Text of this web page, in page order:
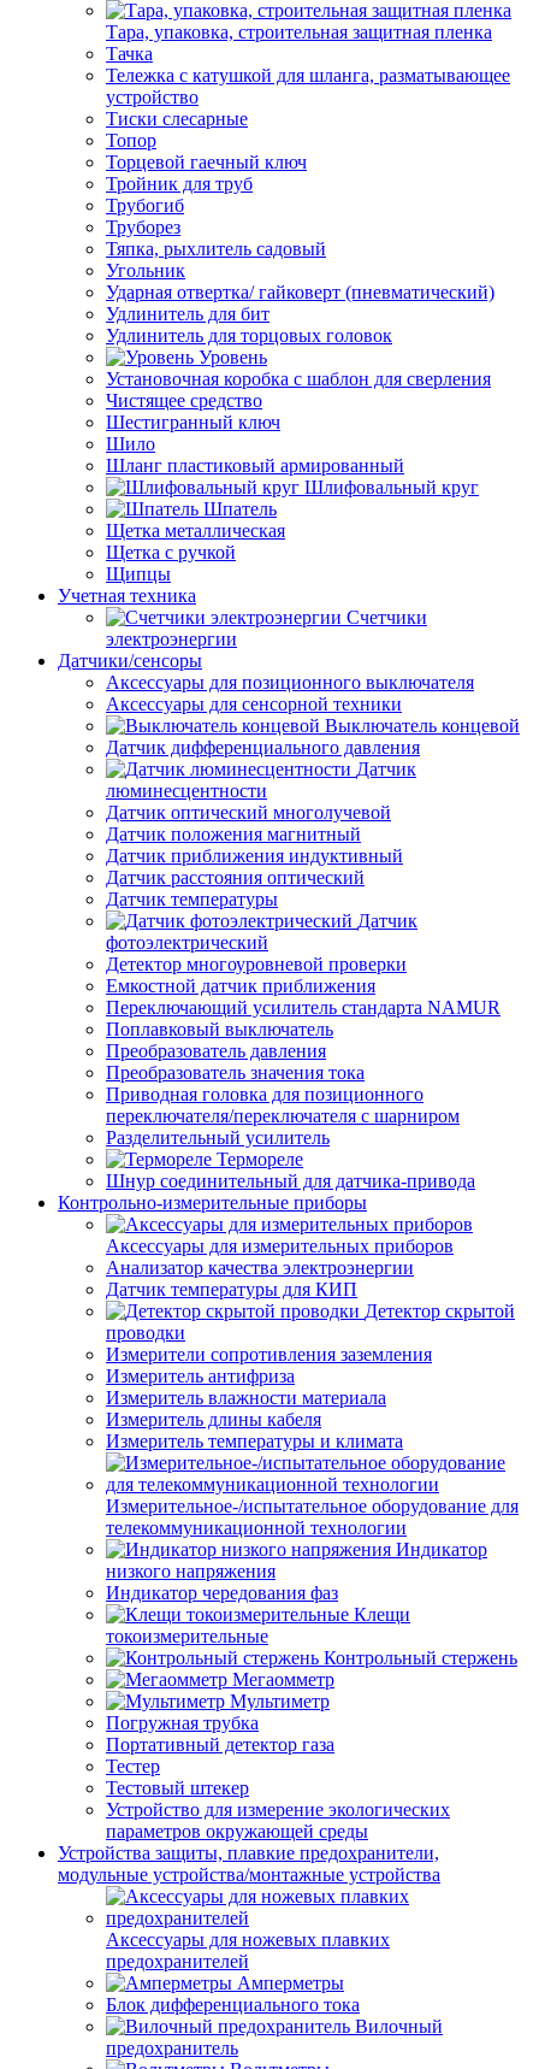
Тара, упаковка, строительная защитная пленка
Тачка
Тележка с катушкой для шланга, разматывающее
устройство
Тиски слесарные
Топор
Торцевой гаечный ключ
Тройник для труб
Трубогиб
Труборез
Тяпка, рыхлитель садовый
Угольник
Ударная отвертка/ гайковерт (пневматический)
Удлинитель для бит
Удлинитель для торцовых головок
Уровень
Установочная коробка с шаблон для сверления
Чистящее средство
Шестигранный ключ
Шило
Шланг пластиковый армированный
Шлифовальный круг
Шпатель
Щетка металлическая
Щетка с ручкой
Щипцы
Учетная техника
Счетчики
электроэнергии
Датчики/сенсоры
Аксессуары для позиционного выключателя
Аксессуары для сенсорной техники
Выключатель концевой
Датчик дифференциального давления
Датчик
люминесцентности
Датчик оптический многолучевой
Датчик положения магнитный
Датчик приближения индуктивный
Датчик расстояния оптический
Датчик температуры
Датчик
фотоэлектрический
Детектор многоуровневой проверки
Емкостной датчик приближения
Переключающий усилитель стандарта NAMUR
Поплавковый выключатель
Преобразователь давления
Преобразователь значения тока
Приводная головка для позиционного
переключателя/переключателя с шарниром
Разделительный усилитель
Термореле
Шнур соединительный для датчика-привода
Контрольно-измерительные приборы
Аксессуары для измерительных приборов
Анализатор качества электроэнергии
Датчик температуры для КИП
Детектор скрытой
проводки
Измерители сопротивления заземления
Измеритель антифриза
Измеритель влажности материала
Измеритель длины кабеля
Измеритель температуры и климата
Измерительное-/испытательное оборудование для
телекоммуникационной технологии
Индикатор
низкого напряжения
Индикатор чередования фаз
Клещи
токоизмерительные
Контрольный стержень
Мегаомметр
Мультиметр
Погружная трубка
Портативный детектор газа
Тестер
Тестовый штекер
Устройство для измерение экологических
параметров окружающей среды
Устройства защиты, плавкие предохранители,
модульные устройства/монтажные устройства
Аксессуары для ножевых плавких
предохранителей
Амперметры
Блок дифференциального тока
Вилочный
предохранитель